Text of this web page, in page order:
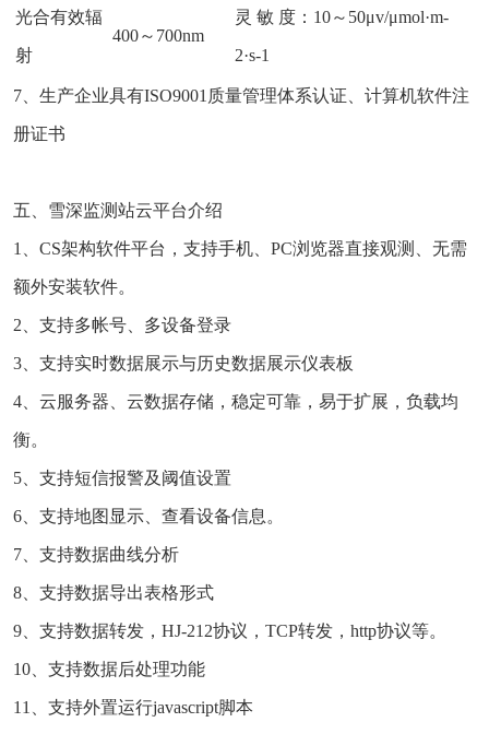
光合有效辐
射
400～700nm
灵 敏 度：10～50μv/μmol·m-
2·s-1
7、生产企业具有ISO9001质量管理体系认证、计算机软件注
册证书
五、雪深监测站云平台介绍
1、CS架构软件平台，支持手机、PC浏览器直接观测、无需
额外安装软件。
2、支持多帐号、多设备登录
3、支持实时数据展示与历史数据展示仪表板
4、云服务器、云数据存储，稳定可靠，易于扩展，负载均
衡。
5、支持短信报警及阈值设置
6、支持地图显示、查看设备信息。
7、支持数据曲线分析
8、支持数据导出表格形式
9、支持数据转发，HJ-212协议，TCP转发，http协议等。
10、支持数据后处理功能
11、支持外置运行javascript脚本